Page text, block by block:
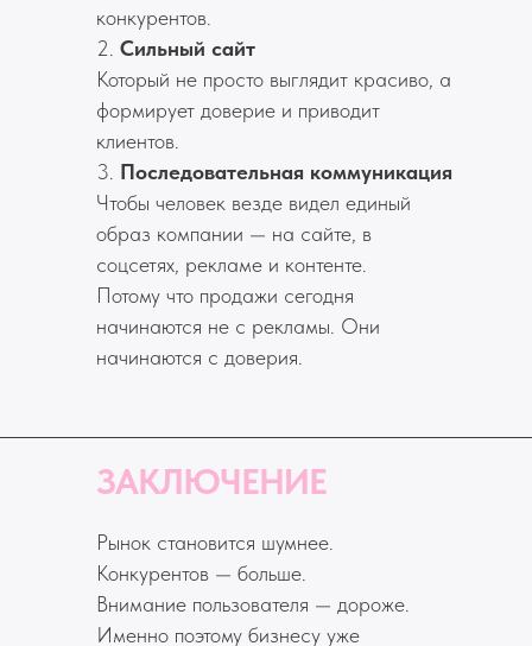
конкурентов.
2. Сильный сайт
Который не просто выглядит красиво, а
формирует доверие и приводит
клиентов.
3. Последовательная коммуникация
Чтобы человек везде видел единый
образ компании — на сайте, в
соцсетях, рекламе и контенте.
Потому что продажи сегодня
начинаются не с рекламы. Они
начинаются с доверия.
Рынок становится шумнее.
Конкурентов — больше.
Внимание пользователя — дороже.
Именно поэтому бизнесу уже
ЗАКЛЮЧЕНИЕ